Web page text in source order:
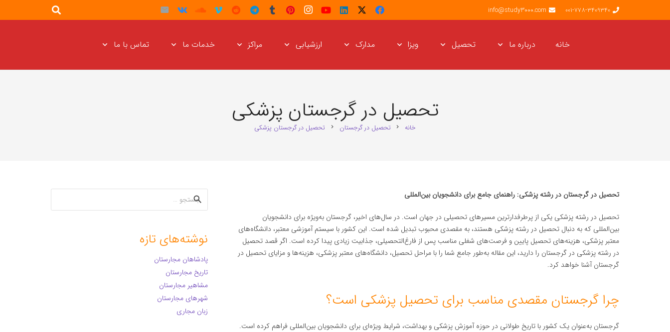
001-778-3409340
info@study3000.com
خانه درباره ما تحصیل ویزا مدارک ارزشیابی مراکز خدمات ما تماس با ما
تحصیل در گرجستان پزشکی
خانه chevron_right تحصیل در گرجستان chevron_right تحصیل در گرجستان پزشکی
تحصیل در گرجستان در رشته پزشکی: راهنمای جامع برای دانشجویان بین‌المللی
تحصیل در رشته پزشکی یکی از پرطرفدارترین مسیرهای تحصیلی در جهان است. در سال‌های اخیر، گرجستان به‌ویژه برای دانشجویان
بین‌المللی که به دنبال تحصیل در رشته پزشکی هستند، به مقصدی محبوب تبدیل شده است. این کشور با سیستم آموزشی معتبر، دانشگاه‌های
معتبر پزشکی، هزینه‌های تحصیل پایین و فرصت‌های شغلی مناسب پس از فارغ‌التحصیلی، جذابیت زیادی پیدا کرده است. اگر قصد تحصیل
در رشته پزشکی در گرجستان را دارید، این مقاله به‌طور جامع شما را با مراحل تحصیل، دانشگاه‌های معتبر پزشکی، هزینه‌ها و مزایای تحصیل در
گرجستان آشنا خواهد کرد.
چرا گرجستان مقصدی مناسب برای تحصیل پزشکی است؟
گرجستان به‌عنوان یک کشور با تاریخ طولانی در حوزه آموزش پزشکی و بهداشت، شرایط ویژه‌ای برای دانشجویان بین‌المللی فراهم کرده است.
جستجو
برای:
نوشته‌های تازه
پادشاهان مجارستان
تاریخ مجارستان
مشاهیر مجارستان
شهرهای مجارستان
زبان مجاری